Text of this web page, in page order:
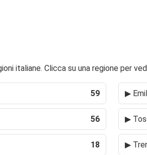
italiane. Clicca su una regione per
59 ▶
56 ▶
18 ▶